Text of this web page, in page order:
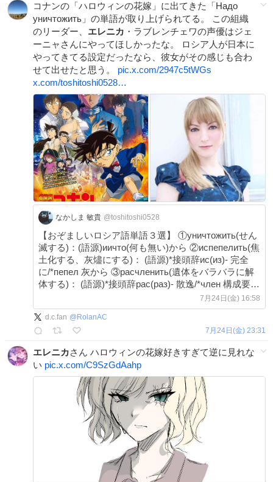
コナンの「ハロウィンの花嫁」に出てきた「Надо
уничтожить」の単語が取り上げられてる。 この組織
のリーダー、 エレニカ ・ラブレンチェワの声優はジェ
ーニャさんにやってほしかったな。 ロシア人が日本に
やってきてる設定だったなら、彼女がその感じも合わ
せて出せたと思う。 pic.x.com/2947c5tWGs
x.com/toshitoshi0528…
なかしま 敏貴 @toshitoshi0528
【おぞましいロシア語単語３選】 ①уничтожить(せん
滅する)：(語源)иичто(何も無い)から ②испепелить(焦
土化する、灰燼にする)： (語源)*接頭辞ис(из)- 完全
に/*пепел 灰から ③расчленить(遺体をバラバラに解
体する)： (語源)*接頭辞рас(раз)- 散逸/*член 構成要素
7月24日(金) 16:58
d.c.fan @ RolanAC
7月24日(金) 23:31
エレニカさん ハロウィンの花嫁好きすぎて逆に見れな
い pic.x.com/C9SzGdAahp